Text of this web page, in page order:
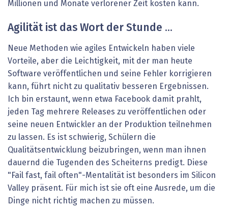
Millionen und Monate verlorener Zeit kosten kann.
Agilität ist das Wort der Stunde …
Neue Methoden wie agiles Entwickeln haben viele
Vorteile, aber die Leichtigkeit, mit der man heute
Software veröffentlichen und seine Fehler korrigieren
kann, führt nicht zu qualitativ besseren Ergebnissen.
Ich bin erstaunt, wenn etwa Facebook damit prahlt,
jeden Tag mehrere Releases zu veröffentlichen oder
seine neuen Entwickler an der Produktion teilnehmen
zu lassen. Es ist schwierig, Schülern die
Qualitätsentwicklung beizubringen, wenn man ihnen
dauernd die Tugenden des Scheiterns predigt. Diese
"Fail fast, fail often"-Mentalität ist besonders im Silicon
Valley präsent. Für mich ist sie oft eine Ausrede, um die
Dinge nicht richtig machen zu müssen.